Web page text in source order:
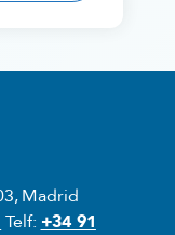
Madrid
Telf: +34 91